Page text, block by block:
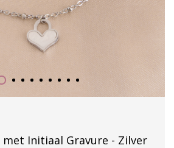
Initiaal Gravure - Zilver